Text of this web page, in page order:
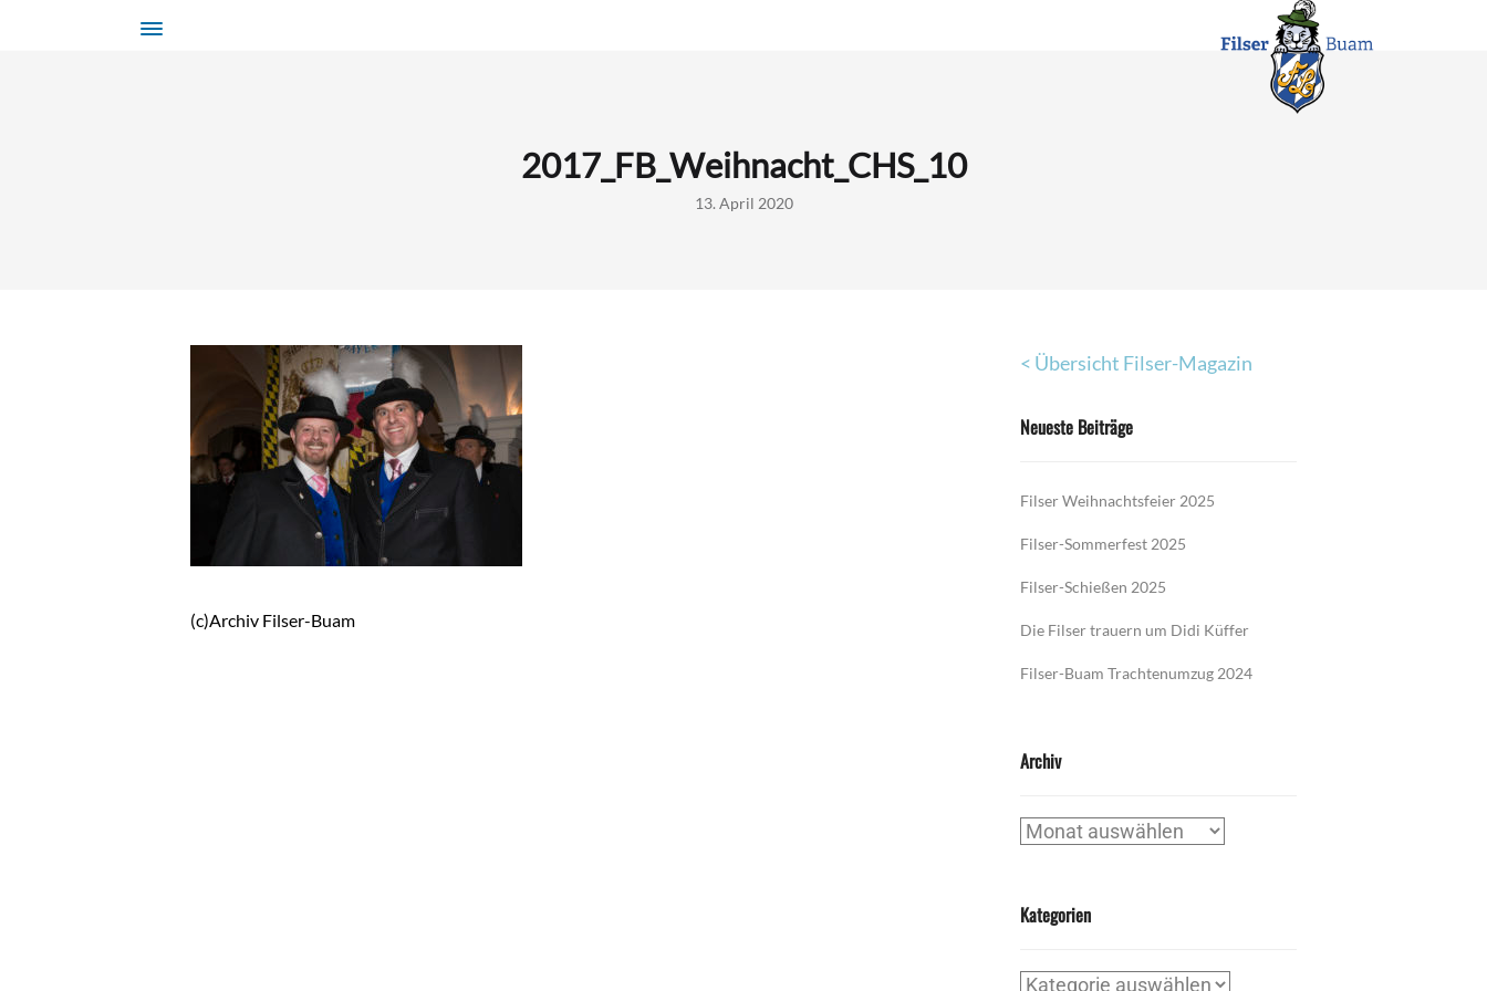
2017_FB_Weihnacht_CHS_10
13. April 2020
(c)Archiv Filser-Buam
< Übersicht Filser-Magazin
Neueste Beiträge
Filser Weihnachtsfeier 2025
Filser-Sommerfest 2025
Filser-Schießen 2025
Die Filser trauern um Didi Küffer
Filser-Buam Trachtenumzug 2024
Archiv
Archiv
Kategorien
Kategorien